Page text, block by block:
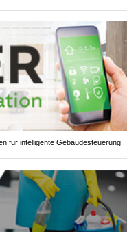
für intelligente Gebäudesteuerung